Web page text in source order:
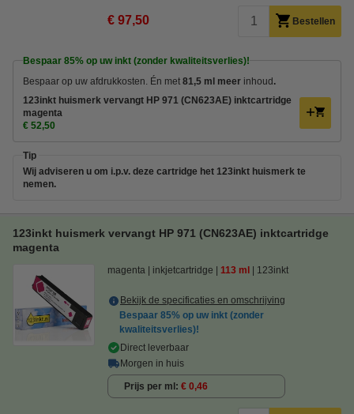
€ 97,50 Bestellen
Bespaar 85% op uw inkt (zonder kwaliteitsverlies)!
Bespaar op uw afdrukkosten. Én met 81,5 ml meer inhoud.
123inkt huismerk vervangt HP 971 (CN623AE) inktcartridge
magenta
€ 52,50
Tip
Wij adviseren u om i.p.v. deze cartridge het 123inkt huismerk te
nemen.
123inkt huismerk vervangt HP 971 (CN623AE) inktcartridge
magenta
magenta inkjetcartridge 113 ml 123inkt
Bekijk de specificaties en omschrijving
Bespaar 85% op uw inkt (zonder
kwaliteitsverlies)!
Direct leverbaar
Morgen in huis
Prijs per ml € 0,46